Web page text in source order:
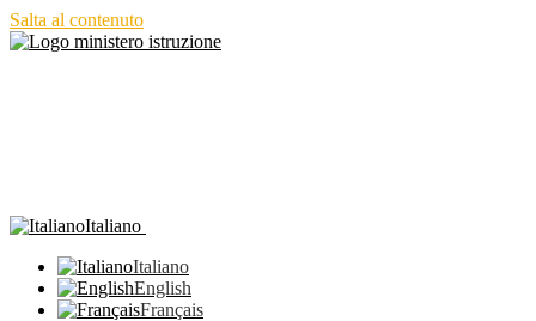
Salta al contenuto
Italiano
Italiano
English
Français